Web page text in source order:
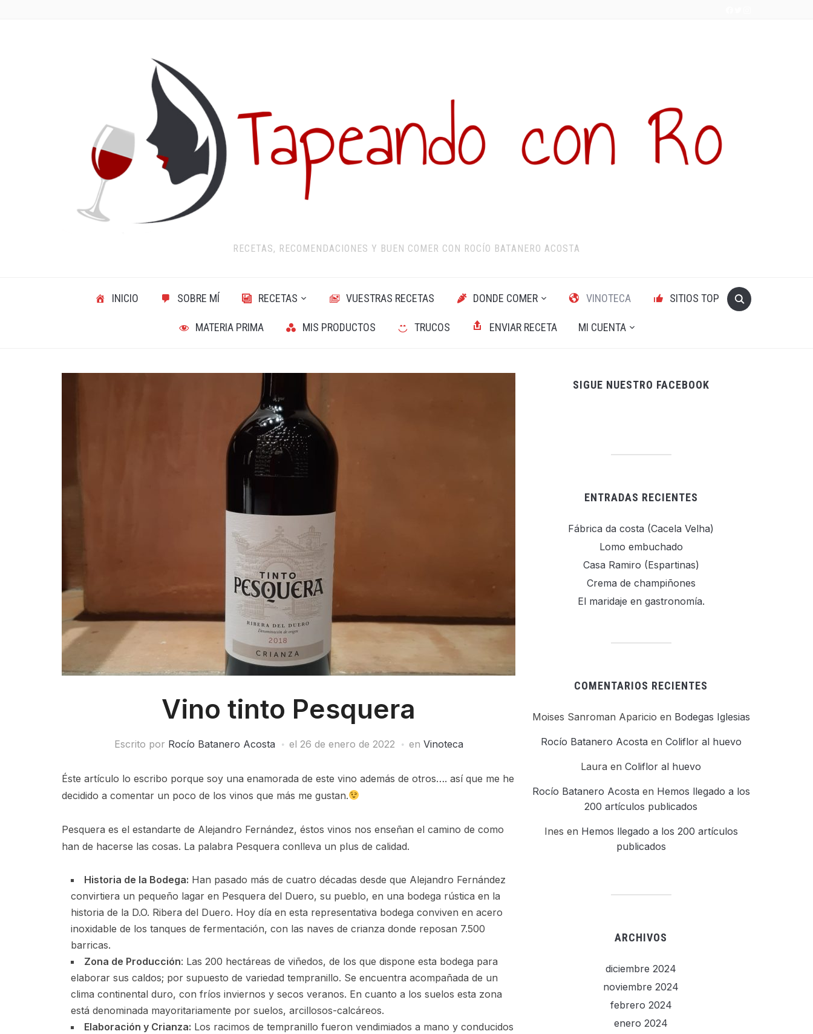
RECETAS, RECOMENDACIONES Y BUEN COMER CON ROCÍO BATANERO ACOSTA
INICIO SOBRE MÍ RECETAS VUESTRAS RECETAS DONDE COMER VINOTECA SITIOS TOP
MATERIA PRIMA MIS PRODUCTOS TRUCOS ENVIAR RECETA MI CUENTA
Vino tinto Pesquera
Escrito por Rocío Batanero Acosta el 26 de enero de 2022 en Vinoteca
Éste artículo lo escribo porque soy una enamorada de este vino además de otros…. así que me he
decidido a comentar un poco de los vinos que más me gustan.
Pesquera es el estandarte de Alejandro Fernández, éstos vinos nos enseñan el camino de como
han de hacerse las cosas. La palabra Pesquera conlleva un plus de calidad.
Historia de la Bodega: Han pasado más de cuatro décadas desde que Alejandro Fernández
convirtiera un pequeño lagar en Pesquera del Duero, su pueblo, en una bodega rústica en la
historia de la D.O. Ribera del Duero. Hoy día en esta representativa bodega conviven en acero
inoxidable de los tanques de fermentación, con las naves de crianza donde reposan 7.500
barricas.
Zona de Producción: Las 200 hectáreas de viñedos, de los que dispone esta bodega para
elaborar sus caldos; por supuesto de variedad tempranillo. Se encuentra acompañada de un
clima continental duro, con fríos inviernos y secos veranos. En cuanto a los suelos esta zona
está denominada mayoritariamente por suelos, arcillosos-calcáreos.
Elaboración y Crianza: Los racimos de tempranillo fueron vendimiados a mano y conducidos
SIGUE NUESTRO FACEBOOK
ENTRADAS RECIENTES
Fábrica da costa (Cacela Velha)
Lomo embuchado
Casa Ramiro (Espartinas)
Crema de champiñones
El maridaje en gastronomía.
COMENTARIOS RECIENTES
Moises Sanroman Aparicio en Bodegas Iglesias
Rocío Batanero Acosta en Coliflor al huevo
Laura en Coliflor al huevo
Rocío Batanero Acosta en Hemos llegado a los
200 artículos publicados
Ines en Hemos llegado a los 200 artículos
publicados
ARCHIVOS
diciembre 2024
noviembre 2024
febrero 2024
enero 2024